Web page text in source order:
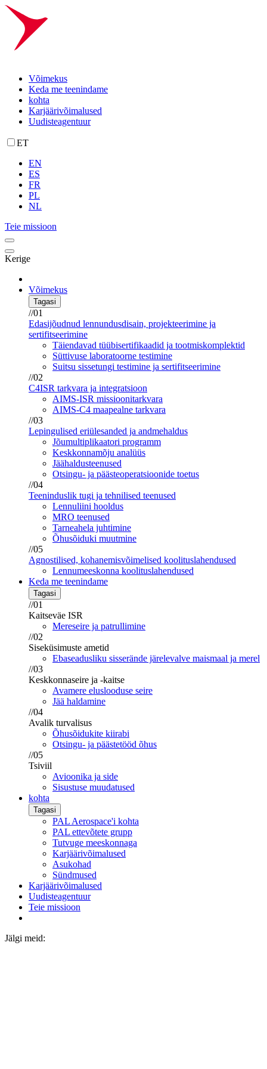
Võimekus
Keda me teenindame
kohta
Karjäärivõimalused
Uudisteagentuur
ET
EN
ES
FR
PL
NL
Teie missioon
Kerige
Võimekus
Tagasi
//01
Edasijõudnud lennundusdisain, projekteerimine ja
sertifitseerimine
Täiendavad tüübisertifikaadid ja tootmiskomplektid
Süttivuse laboratoorne testimine
Suitsu sissetungi testimine ja sertifitseerimine
//02
C4ISR tarkvara ja integratsioon
AIMS-ISR missioonitarkvara
AIMS-C4 maapealne tarkvara
//03
Lepingulised eriülesanded ja andmehaldus
Jõumultiplikaatori programm
Keskkonnamõju analüüs
Jäähaldusteenused
Otsingu- ja päästeoperatsioonide toetus
//04
Teeninduslik tugi ja tehnilised teenused
Lennuliini hooldus
MRO teenused
Tarneahela juhtimine
Õhusõiduki muutmine
//05
Agnostilised, kohanemisvõimelised koolituslahendused
Lennumeeskonna koolituslahendused
Keda me teenindame
Tagasi
//01
Kaitseväe ISR
Mereseire ja patrullimine
//02
Siseküsimuste ametid
Ebaseadusliku sisserände järelevalve maismaal ja merel
//03
Keskkonnaseire ja -kaitse
Avamere eluslooduse seire
Jää haldamine
//04
Avalik turvalisus
Õhusõidukite kiirabi
Otsingu- ja päästetööd õhus
//05
Tsiviil
Avioonika ja side
Sisustuse muudatused
kohta
Tagasi
PAL Aerospace'i kohta
PAL ettevõtete grupp
Tutvuge meeskonnaga
Karjäärivõimalused
Asukohad
Sündmused
Karjäärivõimalused
Uudisteagentuur
Teie missioon
Jälgi meid: